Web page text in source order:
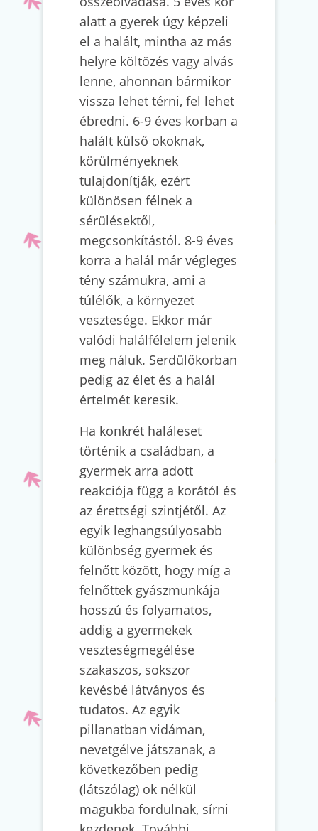
alatt a gyerek úgy képzeli
el a halált, mintha az más
helyre költözés vagy alvás
lenne, ahonnan bármikor
vissza lehet térni, fel lehet
ébredni. 6-9 éves korban a
halált külső okoknak,
körülményeknek
tulajdonítják, ezért
különösen félnek a
sérülésektől,
megcsonkítástól. 8-9 éves
korra a halál már végleges
tény számukra, ami a
túlélők, a környezet
vesztesége. Ekkor már
valódi halálfélelem jelenik
meg náluk. Serdülőkorban
pedig az élet és a halál
értelmét keresik.
Ha konkrét haláleset
történik a családban, a
gyermek arra adott
reakciója függ a korától és
az érettségi szintjétől. Az
egyik leghangsúlyosabb
különbség gyermek és
felnőtt között, hogy míg a
felnőttek gyászmunkája
hosszú és folyamatos,
addig a gyermekek
veszteségmegélése
szakaszos, sokszor
kevésbé látványos és
tudatos. Az egyik
pillanatban vidáman,
nevetgélve játszanak, a
következőben pedig
(látszólag) ok nélkül
magukba fordulnak, sírni